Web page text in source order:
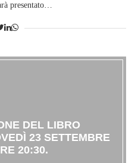
presentato…
DEL LIBRO
23 SETTEMBRE
20:30.